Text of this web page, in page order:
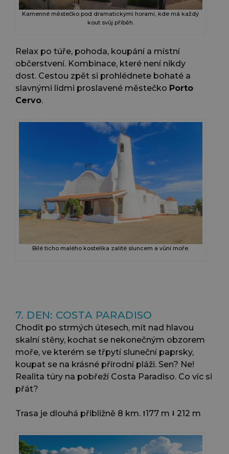
Kamenné městečko pod dramatickými horami, kde má každý
kout svůj příběh.
Relax po túře, pohoda, koupání a místní
občerstvení. Kombinace, které není nikdy
dost. Cestou zpět si prohlédnete bohaté a
slavnými lidmi proslavené městečko Porto
Cervo.
Bílé ticho malého kostelíka zalité sluncem a vůní moře.
7. DEN: COSTA PARADISO
Chodit po strmých útesech, mít nad hlavou
skalní stěny, kochat se nekonečným obzorem
moře, ve kterém se třpytí sluneční paprsky,
koupat se na krásné přírodní pláži. Sen? Ne!
Realita túry na pobřeží Costa Paradiso. Co víc si
přát?
Trasa je dlouhá přibližně 8 km. ⭡177 m ⭣ 212 m